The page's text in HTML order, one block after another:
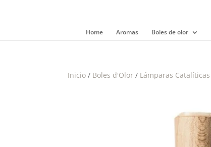
Home Aromas Boles de olor
Inicio / Boles d'Olor / Lámparas Catalíticas